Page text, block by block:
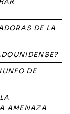
DE LA
DE
AMENAZA